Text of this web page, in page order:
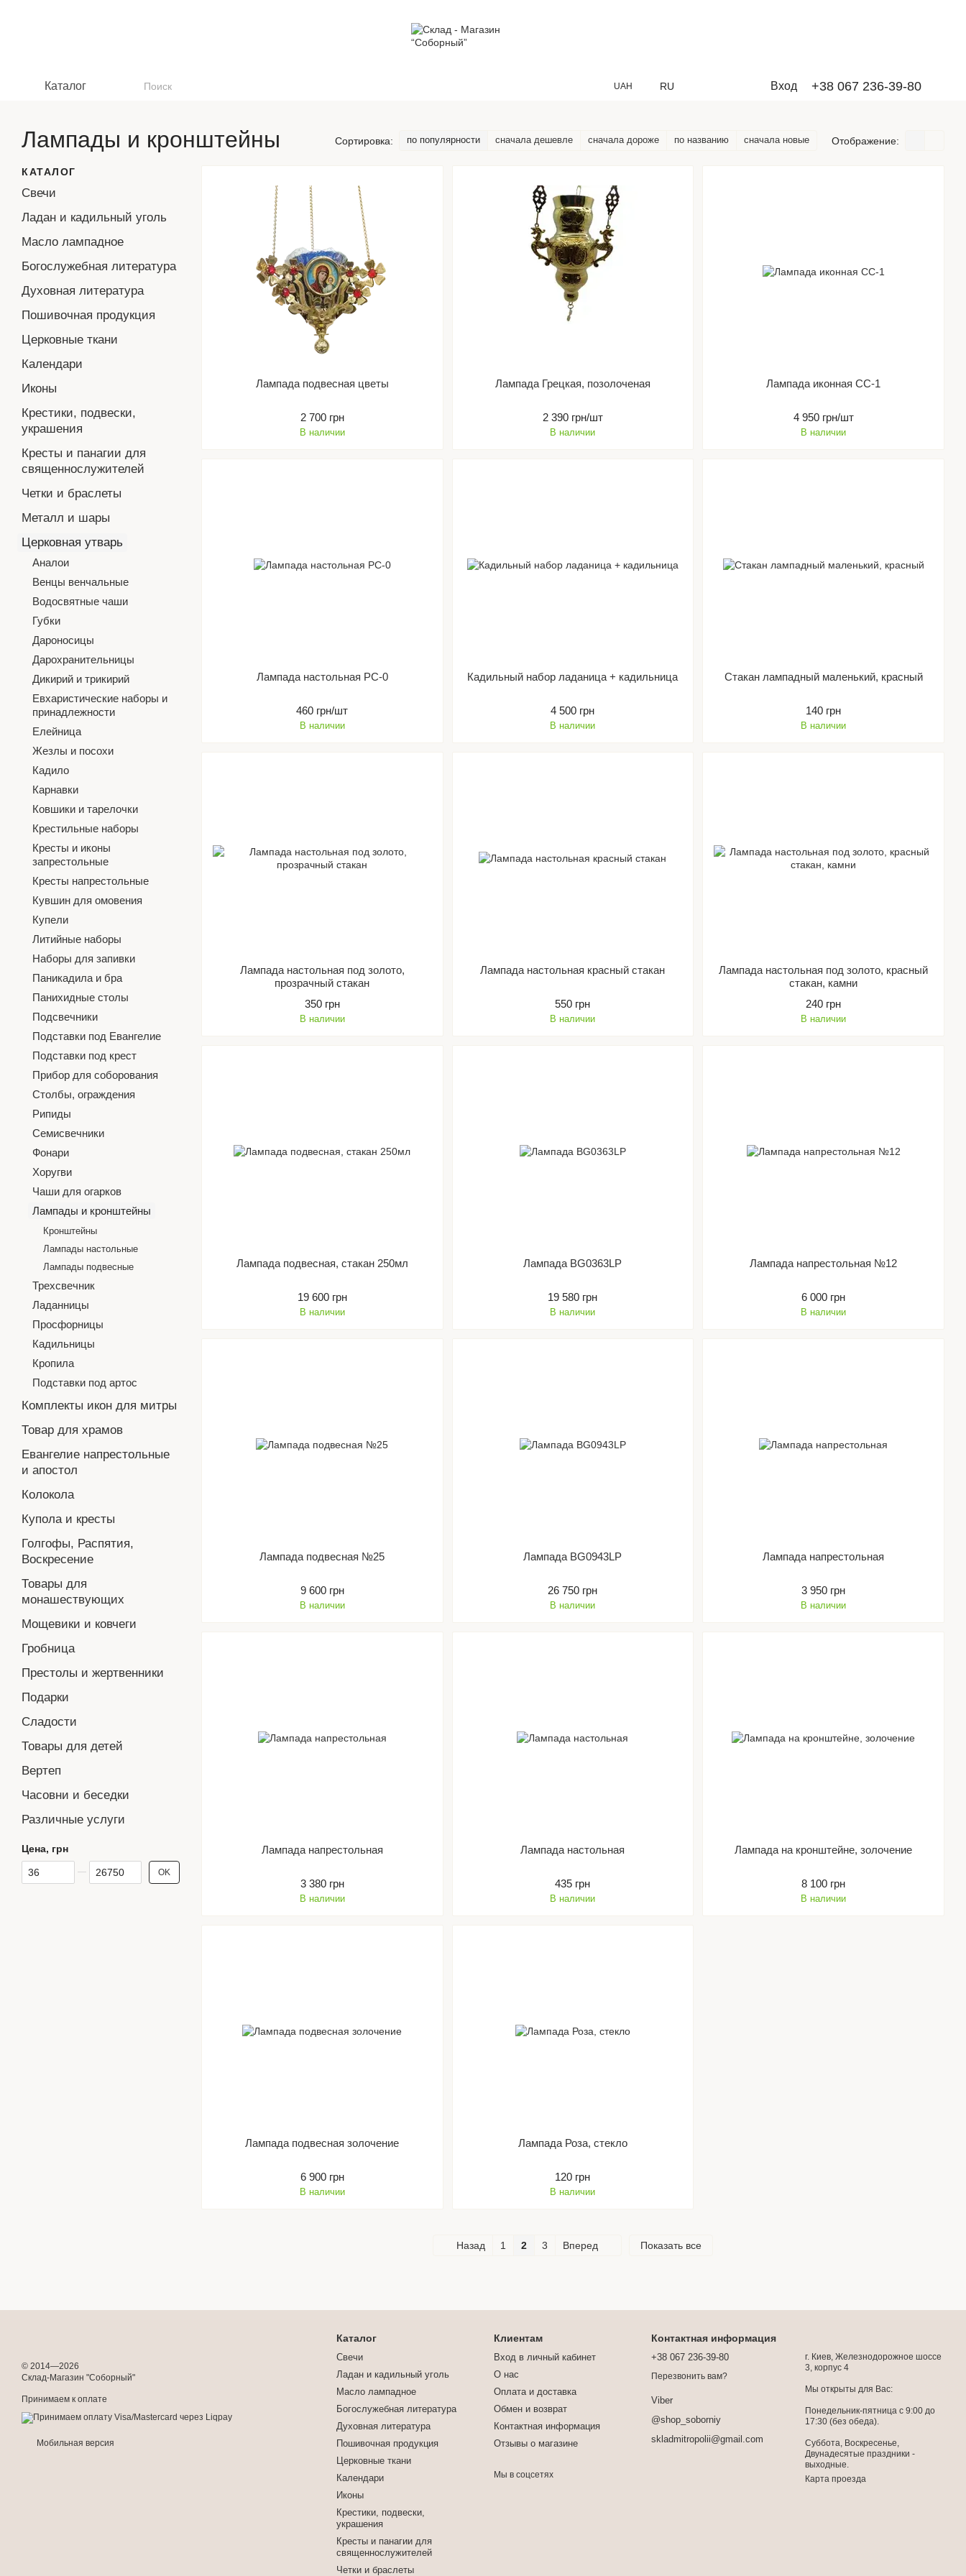
Каталог UAH RU Вход +38 067 236-39-80
Лампады и кронштейны Сортировка: по популярности сначала дешевле сначала дороже по названию сначала новые Отображение:
Лампада подвесная цветы
2 700 грн
В наличии
Лампада Грецкая, позолоченая
2 390 грн/шт
В наличии
Лампада иконная СС-1
4 950 грн/шт
В наличии
Лампада настольная РС-0
460 грн/шт
В наличии
Кадильный набор ладаница + кадильница
4 500 грн
В наличии
Стакан лампадный маленький, красный
140 грн
В наличии
Лампада настольная под золото,
прозрачный стакан
350 грн
В наличии
Лампада настольная красный стакан
550 грн
В наличии
Лампада настольная под золото, красный
стакан, камни
240 грн
В наличии
Лампада подвесная, стакан 250мл
19 600 грн
В наличии
Лампада BG0363LP
19 580 грн
В наличии
Лампада напрестольная №12
6 000 грн
В наличии
Лампада подвесная №25
9 600 грн
В наличии
Лампада BG0943LP
26 750 грн
В наличии
Лампада напрестольная
3 950 грн
В наличии
Лампада напрестольная
3 380 грн
В наличии
Лампада настольная
435 грн
В наличии
Лампада на кронштейне, золочение
8 100 грн
В наличии
Лампада подвесная золочение
6 900 грн
В наличии
Лампада Роза, стекло
120 грн
В наличии
Назад 1 2 3 Вперед Показать все
КАТАЛОГ
Свечи
Ладан и кадильный уголь
Масло лампадное
Богослужебная литература
Духовная литература
Пошивочная продукция
Церковные ткани
Календари
Иконы
Крестики, подвески,
украшения
Кресты и панагии для
священнослужителей
Четки и браслеты
Металл и шары
Церковная утварь
Аналои
Венцы венчальные
Водосвятные чаши
Губки
Дароносицы
Дарохранительницы
Дикирий и трикирий
Евхаристические наборы и
принадлежности
Елейница
Жезлы и посохи
Кадило
Карнавки
Ковшики и тарелочки
Крестильные наборы
Кресты и иконы
запрестольные
Кресты напрестольные
Кувшин для омовения
Купели
Литийные наборы
Наборы для запивки
Паникадила и бра
Панихидные столы
Подсвечники
Подставки под Евангелие
Подставки под крест
Прибор для соборования
Столбы, ограждения
Рипиды
Семисвечники
Фонари
Хоругви
Чаши для огарков
Лампады и кронштейны
Кронштейны
Лампады настольные
Лампады подвесные
Трехсвечник
Ладанницы
Просфорницы
Кадильницы
Кропила
Подставки под артос
Комплекты икон для митры
Товар для храмов
Евангелие напрестольные
и апостол
Колокола
Купола и кресты
Голгофы, Распятия,
Воскресение
Товары для
монашествующих
Мощевики и ковчеги
Гробница
Престолы и жертвенники
Подарки
Сладости
Товары для детей
Вертеп
Часовни и беседки
Различные услуги
Цена, грн
От Цена, грн
До Цена, грн OK
© 2014—2026
Склад-Магазин "Соборный"
Принимаем к оплате
Мобильная версия
Каталог
Свечи
Ладан и кадильный уголь
Масло лампадное
Богослужебная литература
Духовная литература
Пошивочная продукция
Церковные ткани
Календари
Иконы
Крестики, подвески,
украшения
Кресты и панагии для
священнослужителей
Четки и браслеты
Клиентам
Вход в личный кабинет
О нас
Оплата и доставка
Обмен и возврат
Контактная информация
Отзывы о магазине
Мы в соцсетях
Контактная информация
+38 067 236-39-80
Перезвонить вам?
Viber
@shop_soborniy
skladmitropolii@gmail.com
г. Киев, Железнодорожное шоссе
3, корпус 4
Мы открыты для Вас:
Понедельник-пятница с 9:00 до
17:30 (без обеда).
Суббота, Воскресенье,
Двунадесятые праздники -
выходные.
Карта проезда